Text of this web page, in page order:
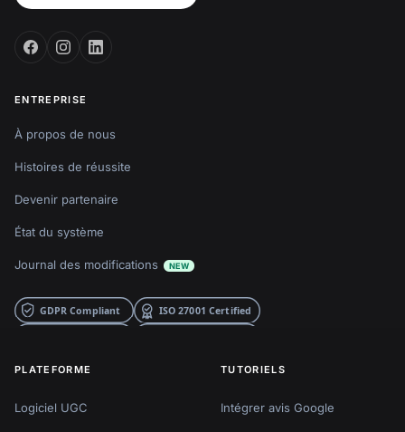
ENTREPRISE
À propos de nous
Histoires de réussite
Devenir partenaire
État du système
Journal des modifications NEW
PLATEFORME
Logiciel UGC
TUTORIELS
Intégrer avis Google